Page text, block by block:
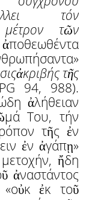
τόν
τῶν
ἀκριβής τῆς
94, 988).
ἀλήθειαν
Του, τήν
τῆς ἐν
ἐν ἀγάπῃ»
ἤδη
ἀναστάντος
ἐκ τοῦ